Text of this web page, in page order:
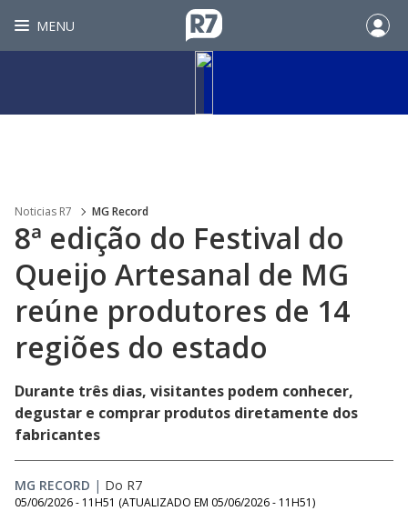
MENU
Noticias R7 MG Record
8ª edição do Festival do
Queijo Artesanal de MG
reúne produtores de 14
regiões do estado
Durante três dias, visitantes podem conhecer,
degustar e comprar produtos diretamente dos
fabricantes
MG RECORD | Do R7
05/06/2026 - 11H51 (ATUALIZADO EM 05/06/2026 - 11H51)